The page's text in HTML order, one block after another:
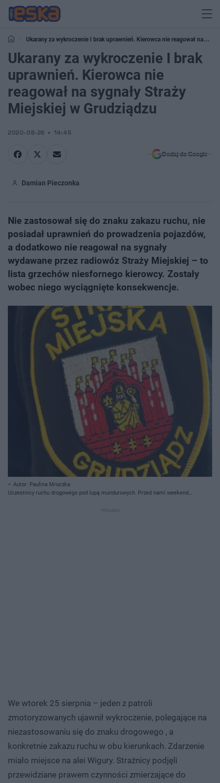
Ukarany za wykroczenie I brak uprawnień. Kierowca nie reagował na
sygnały Straży Miejskiej w Grudziądzu
Ukarany za wykroczenie I brak
uprawnień. Kierowca nie
reagował na sygnały Straży
Miejskiej w Grudziądzu
2020-08-26 14:45
Dodaj do Google
Damian Pieczonka
Nie zastosował się do znaku zakazu ruchu, nie
posiadał uprawnień do prowadzenia pojazdów,
a dodatkowo nie reagował na sygnały
wydawane przez radiowóz Straży Miejskiej – to
lista grzechów niesfornego kierowcy. Zostały
wobec niego wyciągnięte konsekwencje.
Autor: Paulina Mroczka
Uczestnicy ruchu drogowego pod lupą mundurowych. Przed nami weekend
We wtorek 25 sierpnia – jeden z patroli
zmotoryzowanych ujawnił wykroczenie, polegające na
niezastosowaniu się do znaku drogowego , a
konkretnie zakazu ruchu w obu kierunkach. Zdarzenie
miało miejsce na alei Wigury. Strażnicy podjęli
przewidziane prawem czynności zmierzające do